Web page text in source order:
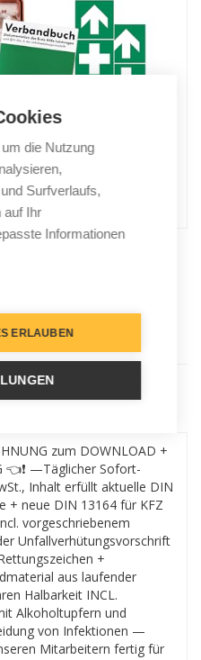
zum DOWNLOAD +
👈❗ —Täglicher Sofort-
Inhalt erfüllt aktuelle DIN
+ neue DIN 13164 für KFZ
vorgeschriebenem
Unfallverhütungsvorschrift
+
aus laufender
Halbarkeit INCL.
Alkoholtupfern und
von Infektionen —
Mitarbeitern fertig für
die Nutzung
Surfverlaufs,
auf Ihr
Informationen
ERLAUBEN